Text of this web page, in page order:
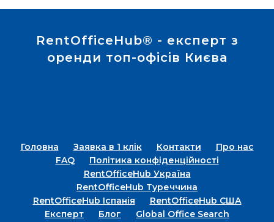
RentOfficeHub® - експерт з
оренди топ-офісів Києва
Головна Заявка в 1 клік Контакти
Про нас
FAQ
Політика конфіденційності
RentOfficeHub Україна
RentOfficeHub Туреччина
RentOfficeHub Іспанія
RentOfficeHub США
Експерт
Блог Global Office Search